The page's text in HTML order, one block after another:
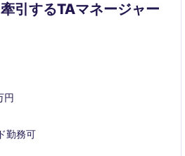
引するTAマネージャー
円
勤務可